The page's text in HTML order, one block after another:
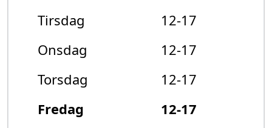
Tirsdag
12-17
Onsdag
12-17
Torsdag
12-17
Fredag
12-17